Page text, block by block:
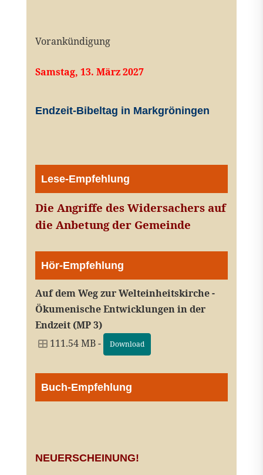
Vorankündigung
Samstag, 13. März 2027
Endzeit-Bibeltag in Markgröningen
Lese-Empfehlung
Die Angriffe des Widersachers auf
die Anbetung der Gemeinde
Hör-Empfehlung
Auf dem Weg zur Welteinheitskirche -
Ökumenische Entwicklungen in der
Endzeit (MP 3)
111.54 MB -
Download
Buch-Empfehlung
NEUERSCHEINUNG!